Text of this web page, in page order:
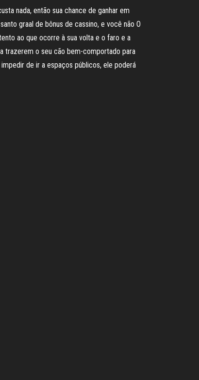
nada, então sua chance de ganhar em
graal de bônus de cassino, e você não O
ao que ocorre à sua volta e o faro e a
trazerem o seu cão bem-comportado para
de ir a espaços públicos, ele poderá